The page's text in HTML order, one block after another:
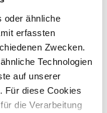
oder ähnliche
erfassten
Zwecken.
Technologien
auf unserer
Für diese Cookies
die Verarbeitung